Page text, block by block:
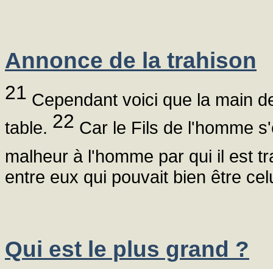
Annonce de la trahison
21 Cependant voici que la main
table. 22 Car le Fils de l'homme
malheur à l'homme par qui il est
entre eux qui pouvait bien être
Qui est le plus grand ?